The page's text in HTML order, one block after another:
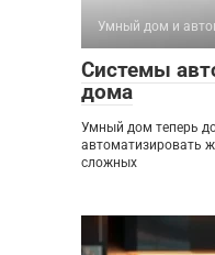
Умный дом и
Системы
дома
Умный дом теперь
автоматизировать
сложных